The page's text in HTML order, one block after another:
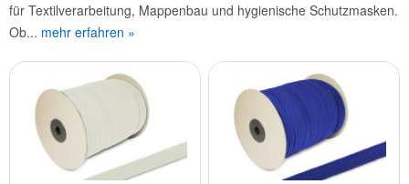
für Textilverarbeitung, Mappenbau und hygienische Schutzmasken.
Ob... mehr erfahren »